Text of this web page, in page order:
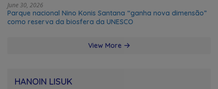
June 30, 2026
Parque nacional Nino Konis Santana “ganha nova dimensão”
como reserva da biosfera da UNESCO
View More
HANOIN LISUK